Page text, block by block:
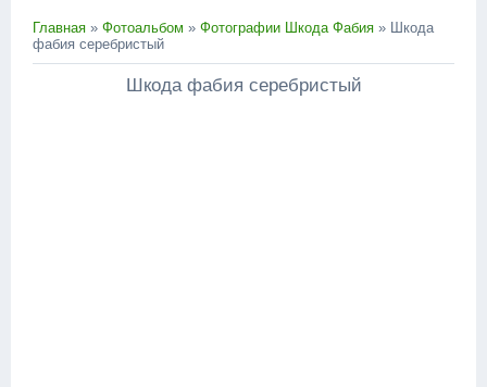
Главная » Фотоальбом » Фотографии Шкода Фабия » Шкода
фабия серебристый
Шкода фабия серебристый